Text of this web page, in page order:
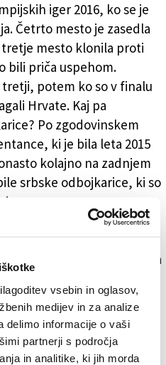
vsebin in oglasov,
medijev in za analize
delimo informacije o vaši
partnerji s področja
in analitike, ki jih morda
iger 2016, ko se je
Četrto mesto je zasedla
tretje mesto klonila proti
bili priča uspehom.
tretji, potem ko so v finalu
Hrvate. Kaj pa
Po zgodovinskem
ki je bila leta 2015
kolajno na zadnjem
srbske odbojkarice, ki so
prvakinja, enkrat zlata na
je osvojila tudi tri druga
neponovljivi, so
sami uspešno merijo moči
velesilami. Slovenci
Srbi pa svetovni in